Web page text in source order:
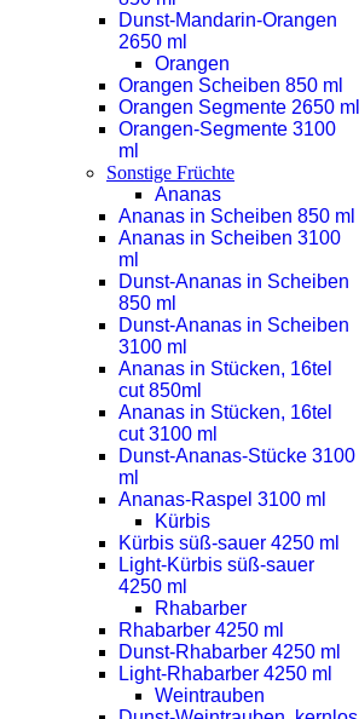
Dunst-Mandarin-Orangen
2650 ml
Orangen
Orangen Scheiben 850 ml
Orangen Segmente 2650 ml
Orangen-Segmente 3100
ml
Sonstige Früchte
Ananas
Ananas in Scheiben 850 ml
Ananas in Scheiben 3100
ml
Dunst-Ananas in Scheiben
850 ml
Dunst-Ananas in Scheiben
3100 ml
Ananas in Stücken, 16tel
cut 850ml
Ananas in Stücken, 16tel
cut 3100 ml
Dunst-Ananas-Stücke 3100
ml
Ananas-Raspel 3100 ml
Kürbis
Kürbis süß-sauer 4250 ml
Light-Kürbis süß-sauer
4250 ml
Rhabarber
Rhabarber 4250 ml
Dunst-Rhabarber 4250 ml
Light-Rhabarber 4250 ml
Weintrauben